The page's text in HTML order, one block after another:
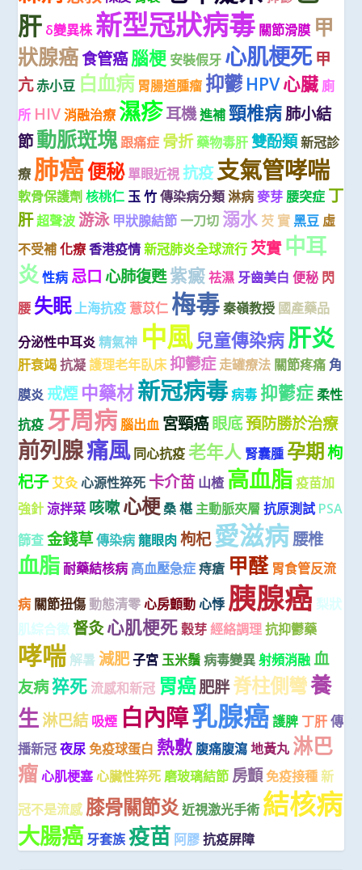
肝 δ變異株 新型冠狀病毒 關節滑膜 甲
狀腺癌食管癌腦梗 安裝假牙 心肌梗死 甲
亢赤小豆 白血病 胃腸道腫瘤 抑鬱HPV心臟 廁
所 HIV 消融治療 濕疹耳機進補 頸椎病肺小結
節動脈斑塊跟痛症 骨折 藥物毒肝 雙酚類新冠診
療 肺癌便秘 單眼近視 抗疫支氣管哮喘
軟骨保護劑 核桃仁 玉 竹 傳染病分類 淋病 麥芽 腰突症 丁
肝超聲波 游泳 甲狀腺結節 一刀切 溺水 芡 實 黑豆 虛
不受補 化療 香港疫情 新冠肺炎全球流行 芡實 中耳
炎性病 忌口 心肺復甦紫癜 祛濕 牙齒美白 便秘 閃
腰 失眠 上海抗疫 薏苡仁 梅毒 秦嶺教授 國產藥品
分泌性中耳炎 精氣神 中風 兒童傳染病肝炎
肝衰竭 抗凝 護理老年臥床 抑鬱症 走罐療法 關節疼痛 角
膜炎 戒煙 中藥材新冠病毒病毒 抑鬱症 柔性
抗疫 牙周病 腦出血 宮頸癌眼底預防勝於治療
前列腺痛風 同心抗疫 老年人 腎囊腫 孕期枸
杞子 艾灸 心源性猝死 卡介苗 山楂 高血脂 疫苗加
強針 涼拌菜 咳嗽心梗桑 椹 主動脈夾層 抗原測試 PSA
篩查 金錢草傳染病 龍眼肉 枸杞愛滋病腰椎
血脂 耐藥結核病 高血壓急症 痔瘡 甲醛 胃食管反流
病 關節扭傷動態清零 心房顫動 心悸 胰腺癌 梨狀
肌綜合徵 督灸心肌梗死 穀芽 經絡調理 抗抑鬱藥
哮喘 解暑 減肥子宮 玉米鬚 病毒變異 射頻消融 血
友病猝死 流感和新冠 胃癌肥胖脊柱側彎養
生淋巴結 吸煙 白內障乳腺癌 護脾 丁肝 傳
播新冠 夜尿 免疫球蛋白 熱敷 腹痛腹瀉 地黃丸 淋巴
瘤 心肌梗塞 心臟性猝死 磨玻璃結節 房顫免疫接種 新
冠不是流感 膝骨關節炎近視激光手術 結核病
大腸癌牙套族 疫苗 阿膠 抗疫屏障